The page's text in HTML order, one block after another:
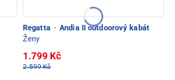
Regatta · Andia II outdoorový kabát
Ženy
1.799 Kč
2.599 Kč